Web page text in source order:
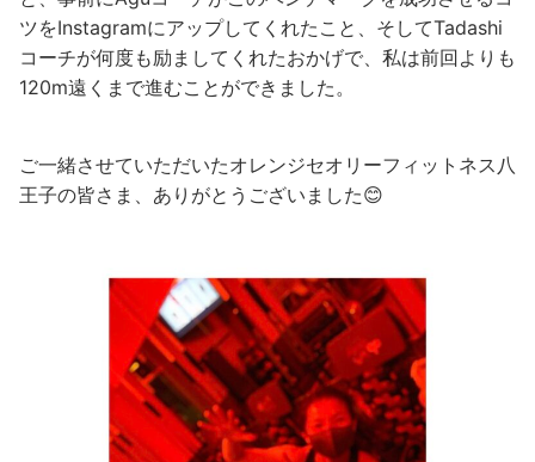
ツをInstagramにアップしてくれたこと、そしてTadashi
コーチが何度も励ましてくれたおかげで、私は前回よりも
120m遠くまで進むことができました。
ご一緒させていただいたオレンジセオリーフィットネス八
王子の皆さま、ありがとうございました😊